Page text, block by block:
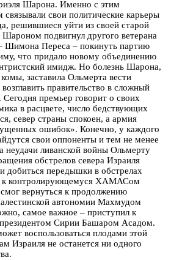
Шарона. Именно с этим
связывали свои политические карьеры
решившиеся уйти из своей старой
подвигнул другого ветерана
Шимона Переса – покинуть партию
что придало новому объединению
имидж. Но болезнь Шарона,
заставила Ольмерта вести
правительство в сложный
Сегодня премьер говорит о своих
в расцвете, число бедствующих
север страны спокоен, а армия
ошибок». Конечно, у каждого
свои оппоненты и тем не менее
неудачи ливанской войны Ольмерту
обстрелов севера Израиля
добиться передышки в обстрелах
к контролирующемуся ХАМАСом
вернуться к продолжению
автономии Махмудом
самое важное – приступил к
Сирии Башаром Асадом.
воспользоваться плодами этой
Израиля не останется ни одного